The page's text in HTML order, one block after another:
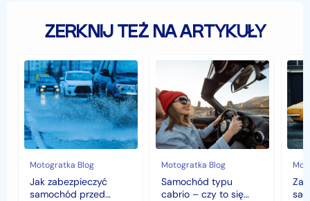
ZERKNIJ TEŻ NA ARTYKUŁY
Jak
zabezpieczyć
samochód
przed
jesiennymi
chłodami
i
deszczem?
Motogratka Blog
Jak zabezpieczyć
samochód przed
Samochód
cabrio
–
czy
to
się
opłaca
w
polskim
klimacie?
Motogratka Blog
Samochód typu
cabrio – czy to się
czyli